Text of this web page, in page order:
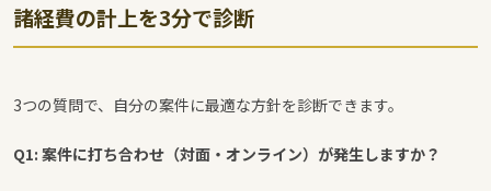
諸経費の計上を3分で診断
3つの質問で、自分の案件に最適な方針を診断できます。
Q1: 案件に打ち合わせ（対面・オンライン）が発生しますか？